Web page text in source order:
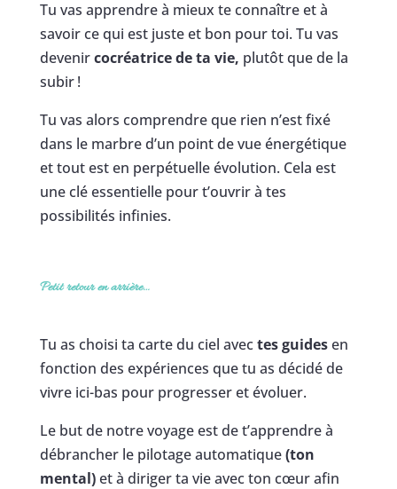
Tu vas apprendre à mieux te connaître et à
savoir ce qui est juste et bon pour toi. Tu vas
devenircocréatrice de ta vie, plutôt que de la
subir !
Tu vas alors comprendre que rien n’est fixé
dans le marbre d’un point de vue énergétique
et tout est en perpétuelle évolution. Cela est
une clé essentielle pour t’ouvrir à tes
possibilités infinies.
Petit retour en arrière…
Tu as choisi ta carte du ciel avectes guidesen
fonction des expériences que tu as décidé de
vivre ici-bas pour progresser et évoluer.
Le but de notre voyage est de t’apprendre à
débrancher le pilotage automatique(ton
mental)et à diriger ta vie avec ton cœur afin